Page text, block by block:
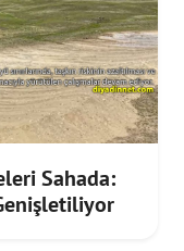
Sahada: